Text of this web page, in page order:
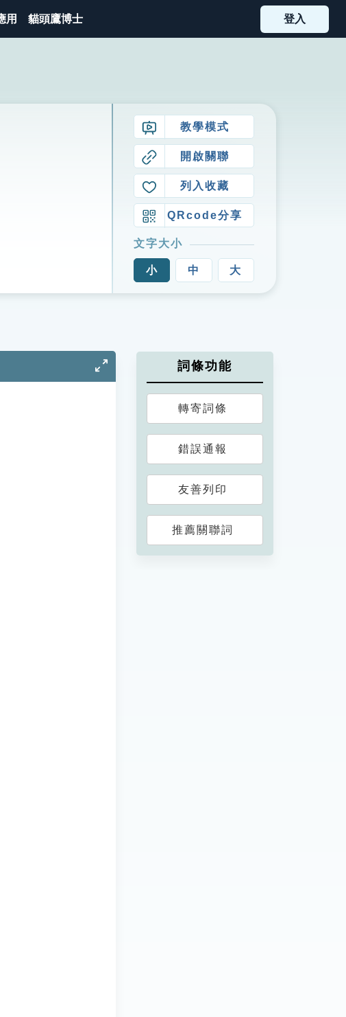
用 貓頭鷹博士 登入
教學模式
開啟關聯
列入收藏
QRcode分享
文字大小
小 中 大
詞條功能
轉寄詞條
錯誤通報
友善列印
推薦關聯詞